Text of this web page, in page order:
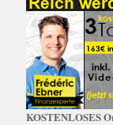
KOSTENLOSES